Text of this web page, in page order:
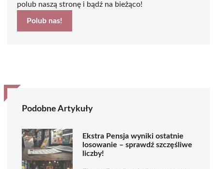
polub naszą stronę i bądź na bieżąco!
Polub nas!
Podobne Artykuły
Ekstra Pensja wyniki ostatnie
losowanie – sprawdź szczęśliwe
liczby!